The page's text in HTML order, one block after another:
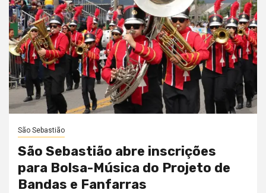
São Sebastião
São Sebastião abre inscrições
para Bolsa-Música do Projeto de
Bandas e Fanfarras